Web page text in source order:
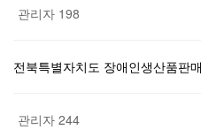
관리자 198
전북특별자치도 장애인생산품판
관리자 244